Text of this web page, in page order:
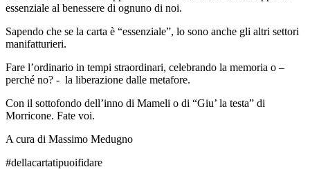
essenziale al benessere di ognuno di noi.
Sapendo che se la carta è “essenziale”, lo sono anche gli altri settori
manifatturieri.
Fare l’ordinario in tempi straordinari, celebrando la memoria o –
perché no? - la liberazione dalle metafore.
Con il sottofondo dell’inno di Mameli o di “Giu’ la testa” di
Morricone. Fate voi.
A cura di Massimo Medugno
#dellacartatipuoifidare